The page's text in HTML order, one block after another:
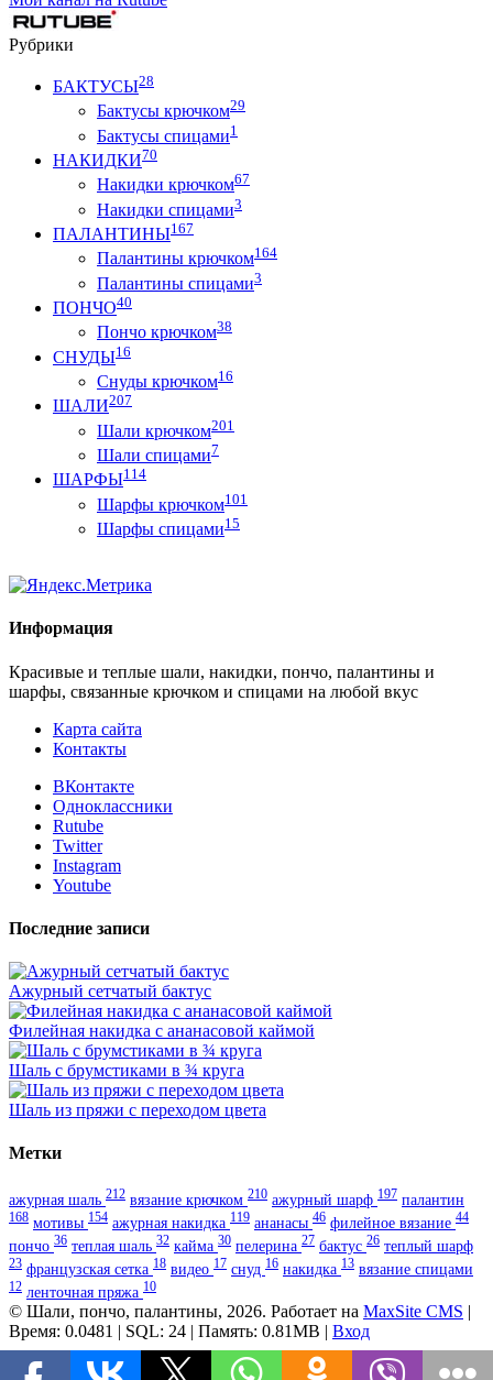
Рубрики
БАКТУСЫ28
Бактусы крючком29
Бактусы спицами1
НАКИДКИ70
Накидки крючком67
Накидки спицами3
ПАЛАНТИНЫ167
Палантины крючком164
Палантины спицами3
ПОНЧО40
Пончо крючком38
СНУДЫ16
Снуды крючком16
ШАЛИ207
Шали крючком201
Шали спицами7
ШАРФЫ114
Шарфы крючком101
Шарфы спицами15
Информация
Красивые и теплые шали, накидки, пончо, палантины и
шарфы, связанные крючком и спицами на любой вкус
Карта сайта
Контакты
ВКонтакте
Одноклассники
Rutube
Twitter
Instagram
Youtube
Последние записи
Ажурный сетчатый бактус
Филейная накидка с ананасовой каймой
Шаль с брумстиками в ¾ круга
Шаль из пряжи с переходом цвета
Метки
ажурная шаль 212 вязание крючком 210 ажурный шарф 197 палантин
168 мотивы 154 ажурная накидка 119 ананасы 46 филейное вязание 44
пончо 36 теплая шаль 32 кайма 30 пелерина 27 бактус 26 теплый шарф
23 французская сетка 18 видео 17 снуд 16 накидка 13 вязание спицами
12 ленточная пряжа 10
© Шали, пончо, палантины, 2026. Работает на MaxSite CMS |
Время: 0.0481 | SQL: 24 | Память: 0.81MB | Вход